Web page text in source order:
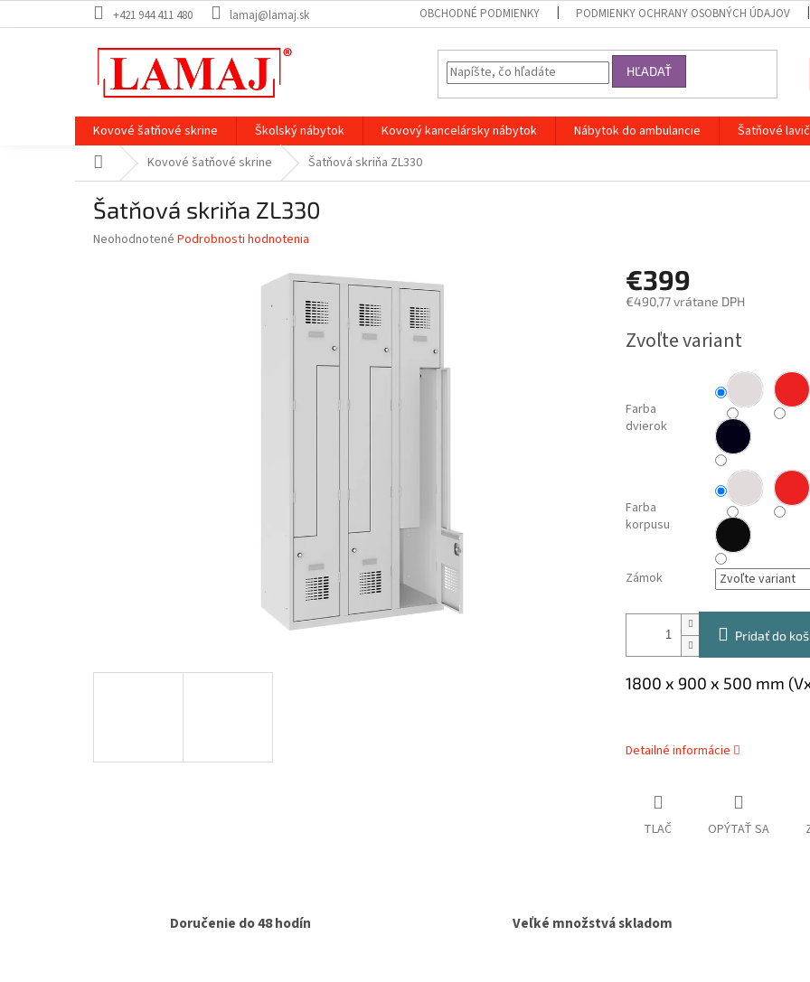
na
+421 944 411 480 lamaj@lamaj.sk OBCHODNÉ PODMIENKY PODMIENKY OCHRANY OSOBNÝCH ÚDAJOV
HĽADAŤ
Kovové šatňové skrine Školský nábytok Kovový kancelársky nábytok Nábytok do ambulancie Šatňové
DomovKovové šatňové skrine Šatňová skriňa ZL330
Šatňová skriňa ZL330
Priemerné
Neohodnotené Podrobnosti hodnotenia
€399
€490,77 vrátane DPH
cena:
Zvoľte variant
Farba
dvierok
Farba
korpusu
Zámok
Pridať do
1800 x 900 x 500 mm
Detailné informácie
TLAČ OPÝTAŤ SA
Doručenie do 48 hodín Veľké množstvá skladom